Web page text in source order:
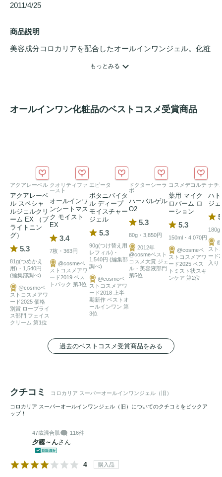
2011/4/25
商品説明
美容成分コロカリアを配合したオールインワンジェル。 化粧
※こちらはリニューアル前の商品となります。リニューアル
もっとみる
オールインワン化粧品のベストコスメ受賞商品
アクアレーベル
アクアレーベ
ル スペシャ
ルジェルクリ
ーム EX （ブ
ライトニン
グ）
5.3
81g(つめかえ
用)・1,540円
(編集部調べ)
@cosmeベ
ストコスメアワ
ード2025 価格
別賞 ロープライ
ス部門 フェイス
クリーム 第1位
クオリティファ
ースト
オールインワ
ンシートマス
ク モイスト
EX
3.4
7枚・363円
@cosmeベ
ストコスメアワ
ード2019 ベス
トパック 第3位
エビータ
ボタニバイタ
ル ディープ
モイスチャー
ジェル
5.3
90g(つけ替え用
レフィル)・
1,540円 (編集部
調べ)
@cosmeベ
ストコスメアワ
ード2018 上半
期新作 ベストオ
ールインワン 第
3位
ドクターシーラ
ボ
ハーバルゲル
O2
5.3
80g・3,850円
2012年
@cosmeベスト
コスメ大賞 ジェ
ル・美容液部門
第5位
コスメデコルテ
薬用 マイク
ロバーム ロ
ーション
5.3
150ml・4,070円
@cosmeベ
ストコスメアワ
ード2025 ベス
トミスト状スキ
ンケア 第2位
ナチ
ハ
ジ
180g
スト
ード
入り
過去のベストコスメ受賞商品をみる
クチコミ コロカリア スーパーオールインワンジェル（旧）
コロカリア スーパーオールインワンジェル（旧）についてのクチコミをピックア
ップ！
47歳混合肌 116件
夕霧～んさん
4 購入品